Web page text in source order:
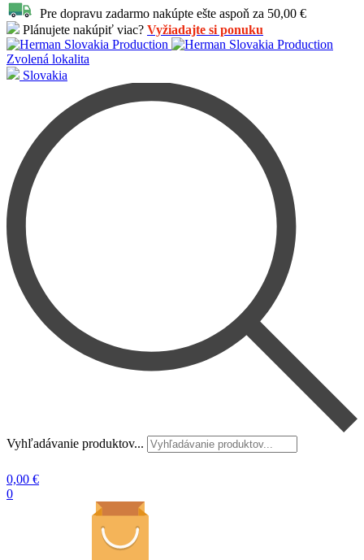
Pre dopravu zadarmo nakúpte ešte aspoň za 50,00 €
Plánujete nakúpiť viac? Vyžiadajte si ponuku
Zvolená lokalita
Slovakia
Vyhľadávanie produktov...
0,00 €
0